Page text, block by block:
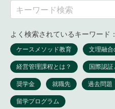
よく検索されているキーワード：